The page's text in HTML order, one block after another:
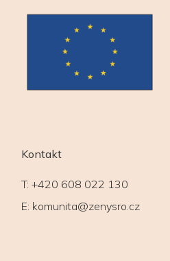
Kontakt
T: +420 608 022 130
E: komunita@zenysro.cz